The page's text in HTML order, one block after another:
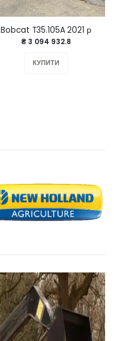
Bobcat T35.105A 2021 р
₴ 3 094 932.8
КУПИТИ